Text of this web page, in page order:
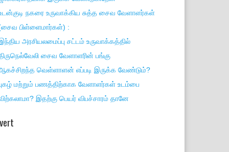
நகரை உருவாக்கிய சுத்த சைவ வேளாளர்கள்
பிள்ளைமார்கள்) :
அரசியலமைப்பு சட்டம் உருவாக்கத்தில்
சைவ வேளாளரின் பங்கு
வெள்ளாளன் எப்படி இருக்க வேண்டும்?
மற்றும் பணத்திற்காக வேளாளர்கள் உடம்பை
இதற்கு பெயர் விபச்சாரம் தானே